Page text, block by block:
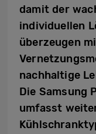
damit der
individuellen
überzeugen
nachhaltige
Die Samsung
umfasst